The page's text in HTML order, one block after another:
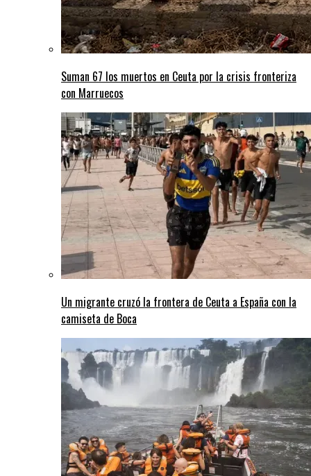
Suman 67 los muertos en Ceuta por la crisis fronteriza
con Marruecos
Un migrante cruzó la frontera de Ceuta a España con la
camiseta de Boca